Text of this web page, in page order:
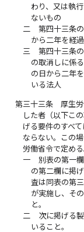
わり、又は執
ないもの
二
第四十三条
から二年を経
三
第四十三条
の取消しに係
の日から二年
いる法人
第三十三条
厚生
した者（以下こ
げる要件のすべ
ならない。この
労働省令で定める
一
別表の第一
の第二欄に掲
査は同表の第
が実施し、そ
と。
二
次に掲げる
いること。